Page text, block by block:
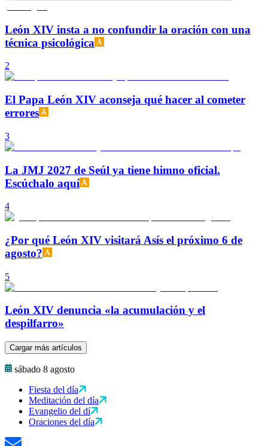
León XIV insta a no confundir la oración con una
técnica psicológica
2
El Papa León XIV aconseja qué hacer al cometer
errores
3
La JMJ 2027 de Seúl ya tiene himno oficial.
Escúchalo aquí
4
¿Por qué León XIV visitará Asís el próximo 6 de
agosto?
5
León XIV denuncia «la acumulación y el
despilfarro»
Cargar más artículos
sábado 8 agosto
Fiesta del día
Meditación del día
Evangelio del dí
Oraciones del día